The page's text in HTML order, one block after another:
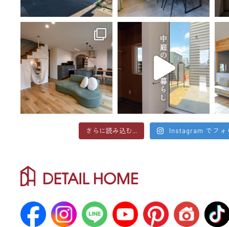
さらに読み込む... Instagram でフォ